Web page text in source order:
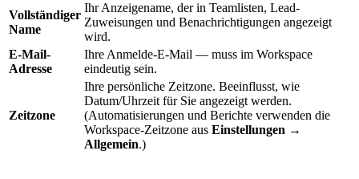
Vollständiger
Name
Ihr Anzeigename, der in Teamlisten, Lead-
Zuweisungen und Benachrichtigungen angezeigt
wird.
E-Mail-
Adresse
Ihre Anmelde-E-Mail — muss im Workspace
eindeutig sein.
Zeitzone
Ihre persönliche Zeitzone. Beeinflusst, wie
Datum/Uhrzeit für Sie angezeigt werden.
(Automatisierungen und Berichte verwenden die
Workspace-Zeitzone aus Einstellungen →
Allgemein.)